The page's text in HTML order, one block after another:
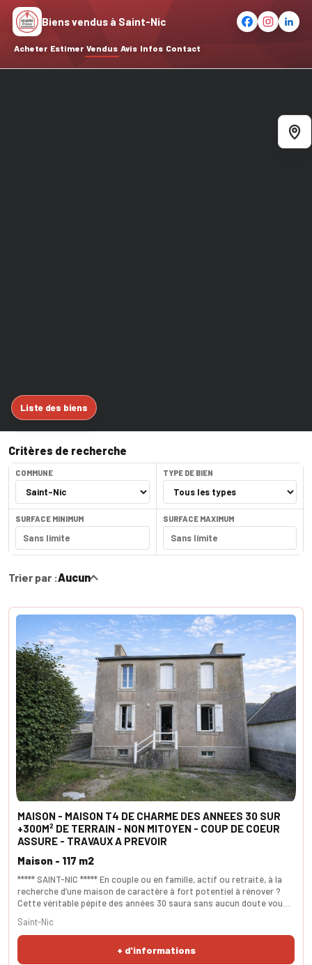
Acheter Estimer Vendus Avis Infos Contact
Biens vendus à Saint-Nic
Critères de recherche
COMMUNE TYPE DE BIEN
SURFACE MINIMUM SURFACE MAXIMUM
Trier par :Aucun
MAISON - MAISON T4 DE CHARME DES ANNEES 30 SUR
+300M² DE TERRAIN - NON MITOYEN - COUP DE COEUR
ASSURE - TRAVAUX A PREVOIR
***** SAINT-NIC ***** En couple ou en famille, actif ou retraité, à la
recherche d’une maison de caractère à fort potentiel à rénover ?
Cette véritable pépite des années 30 saura sans aucun doute vous
d’environ 30 m², baignée de lumière grâce à une exposition idéale. Au
même niveau, la maison dispose d’une chambre, d’un WC
indépendant et d’une salle d
Maison - 117 m2
+ d'informations
Saint-Nic
Liste des biens